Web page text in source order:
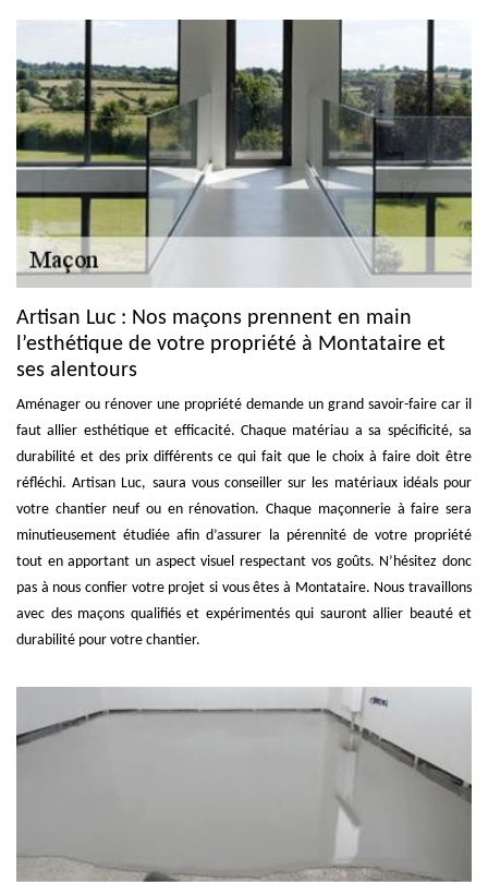
Artisan Luc : Nos maçons prennent en main
l’esthétique de votre propriété à Montataire et
ses alentours
Aménager ou rénover une propriété demande un grand savoir-faire car il
faut allier esthétique et efficacité. Chaque matériau a sa spécificité, sa
durabilité et des prix différents ce qui fait que le choix à faire doit être
réfléchi. Artisan Luc, saura vous conseiller sur les matériaux idéals pour
votre chantier neuf ou en rénovation. Chaque maçonnerie à faire sera
minutieusement étudiée afin d’assurer la pérennité de votre propriété
tout en apportant un aspect visuel respectant vos goûts. N’hésitez donc
pas à nous confier votre projet si vous êtes à Montataire. Nous travaillons
avec des maçons qualifiés et expérimentés qui sauront allier beauté et
durabilité pour votre chantier.